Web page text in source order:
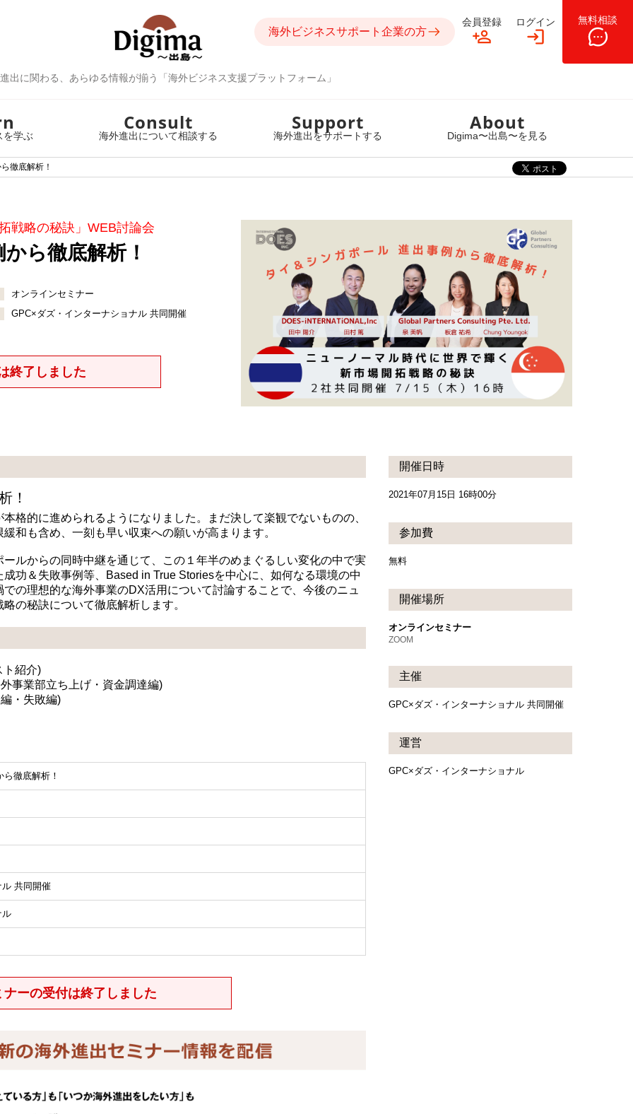
出に関わる、あらゆる情報が揃う「海外ビジネス支援プラットフォーム」
海外ビジネスサポート企業の方
会員登録 ログイン 無料相談
を学ぶ
Consult
海外進出について相談する
Support
海外進出をサポートする
About
Digima〜出島〜を見る
徹底解析！
戦略の秘訣」WEB討論会
ら徹底解析！
オンラインセミナー
GPC×ダズ・インターナショナル 共同開催
終了しました
！
格的に進められるようになりました。まだ決して楽観でないものの、
和も含め、一刻も早い収束への願いが高まります。
ルからの同時中継を通じて、この１年半のめまぐるしい変化の中で実
功＆失敗事例等、Based in True Storiesを中心に、如何なる環境の中
の理想的な海外事業のDX活用について討論することで、今後のニュ
の秘訣について徹底解析します。
ト紹介)
事業部立ち上げ・資金調達編)
・失敗編)
徹底解析！
共同開催
ル
ナーの受付は終了しました
開催日時
2021年07月15日 16時00分
参加費
無料
開催場所
オンラインセミナー
ZOOM
主催
GPC×ダズ・インターナショナル 共同開催
運営
GPC×ダズ・インターナショナル